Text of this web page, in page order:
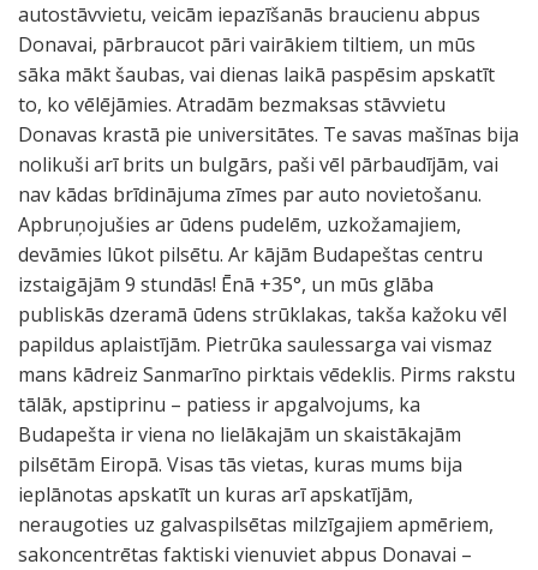
autostāvvietu, veicām iepazīšanās braucienu abpus
Donavai, pārbraucot pāri vairākiem tiltiem, un mūs
sāka mākt šaubas, vai dienas laikā paspēsim apskatīt
to, ko vēlējāmies. Atradām bezmaksas stāvvietu
Donavas krastā pie universitātes. Te savas mašīnas bija
nolikuši arī brits un bulgārs, paši vēl pārbaudījām, vai
nav kādas brīdinājuma zīmes par auto novietošanu.
Apbruņojušies ar ūdens pudelēm, uzkožamajiem,
devāmies lūkot pilsētu. Ar kājām Budapeštas centru
izstaigājām 9 stundās! Ēnā +35°, un mūs glāba
publiskās dzeramā ūdens strūklakas, takša kažoku vēl
papildus aplaistījām. Pietrūka saulessarga vai vismaz
mans kādreiz Sanmarīno pirktais vēdeklis. Pirms rakstu
tālāk, apstiprinu – patiess ir apgalvojums, ka
Budapešta ir viena no lielākajām un skaistākajām
pilsētām Eiropā. Visas tās vietas, kuras mums bija
ieplānotas apskatīt un kuras arī apskatījām,
neraugoties uz galvaspilsētas milzīgajiem apmēriem,
sakoncentrētas faktiski vienuviet abpus Donavai –